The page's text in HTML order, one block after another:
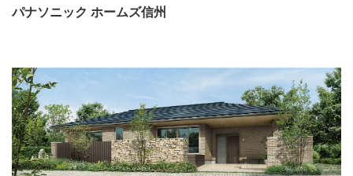
パナソニック ホームズ信州